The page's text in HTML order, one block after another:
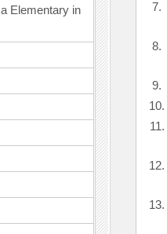
Elementary in
7.
8.
9.
10.
11.
12.
13.